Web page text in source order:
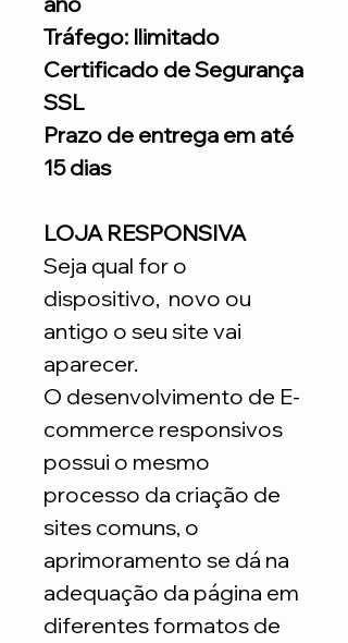
Tráfego: Ilimitado
Certificado de Segurança
SSL
Prazo de entrega em até
15 dias
LOJA RESPONSIVA
Seja qual for o
dispositivo, novo ou
antigo o seu site vai
aparecer.
O desenvolvimento de E-
commerce responsivos
possui o mesmo
processo da criação de
sites comuns, o
aprimoramento se dá na
adequação da página em
diferentes formatos de